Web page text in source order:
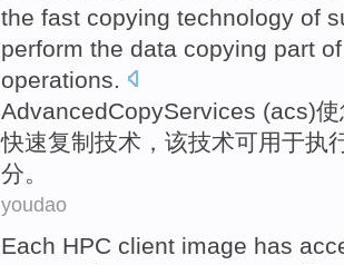
the fast copying technology of
perform the data copying part
operations
AdvancedCopyServices (acs)使
快速复制技术 ， 该技术可用于执
分 。
youdao
Each HPC client image has